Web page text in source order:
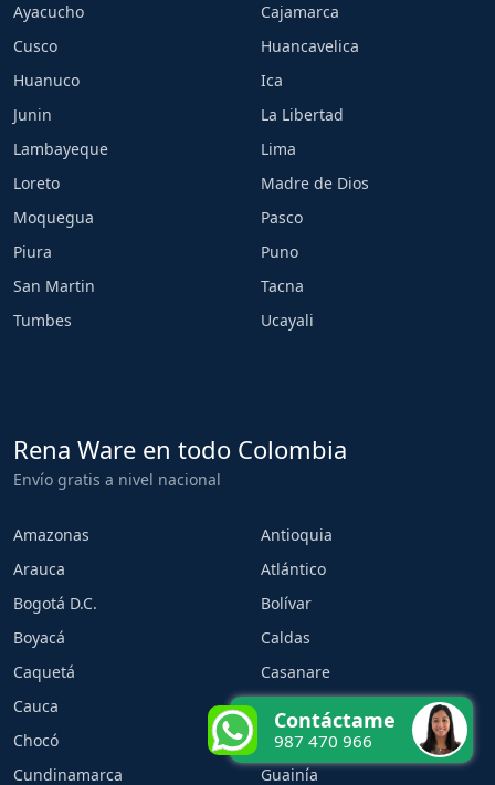
Ayacucho
Cajamarca
Cusco
Huancavelica
Huanuco
Ica
Junin
La Libertad
Lambayeque
Lima
Loreto
Madre de Dios
Moquegua
Pasco
Piura
Puno
San Martin
Tacna
Tumbes
Ucayali
Rena Ware en todo Colombia
Envío gratis a nivel nacional
Amazonas
Antioquia
Arauca
Atlántico
Bogotá D.C.
Bolívar
Boyacá
Caldas
Caquetá
Casanare
Cauca
Chocó
Córdoba
Cundinamarca
Guainía
Contáctame
987 470 966